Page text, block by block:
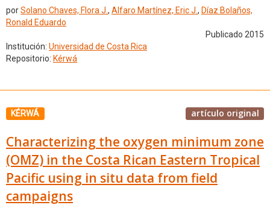
porSolano Chaves, Flora J., Alfaro Martínez, Eric J., Díaz Bolaños,
Ronald Eduardo
Publicado 2015
Institución: Universidad de Costa Rica
Repositorio: Kérwá
KÉRWÁ artículo original
Characterizing the oxygen minimum zone
(OMZ) in the Costa Rican Eastern Tropical
Pacific using in situ data from field
campaigns